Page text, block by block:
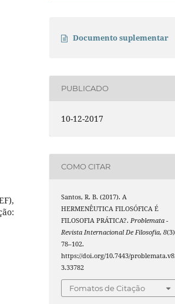
Documento suplementar
PUBLICADO
10-12-2017
COMO CITAR
Santos, R. B. (2017). A
HERMENÊUTICA FILOSÓFICA É
FILOSOFIA PRÁTICA?.Problemata -
Revista Internacional De Filosofia,8
78–102.
https://doi.org/10.7443/
3.33782
Fomatos de Citação